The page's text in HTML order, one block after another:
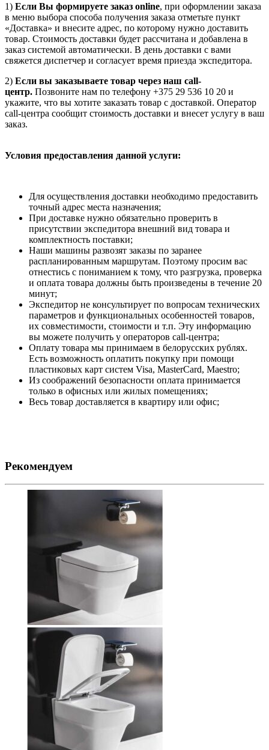
1) Если Вы формируете заказ online, при оформлении заказа
в меню выбора способа получения заказа отметьте пункт
«Доставка» и внесите адрес, по которому нужно доставить
товар. Стоимость доставки будет рассчитана и добавлена в
заказ системой автоматически. В день доставки с вами
свяжется диспетчер и согласует время приезда экспедитора.
2) Если вы заказываете товар через наш call-
центр. Позвоните нам по телефону +375 29 536 10 20 и
укажите, что вы хотите заказать товар с доставкой. Оператор
call-центра сообщит стоимость доставки и внесет услугу в ваш
заказ.
Условия предоставления данной услуги:
Для осуществления доставки необходимо предоставить
точный адрес места назначения;
При доставке нужно обязательно проверить в
присутствии экспедитора внешний вид товара и
комплектность поставки;
Наши машины развозят заказы по заранее
распланированным маршрутам. Поэтому просим вас
отнестись с пониманием к тому, что разгрузка, проверка
и оплата товара должны быть произведены в течение 20
минут;
Экспедитор не консультирует по вопросам технических
параметров и функциональных особенностей товаров,
их совместимости, стоимости и т.п. Эту информацию
вы можете получить у операторов call-центра;
Оплату товара мы принимаем в белорусских рублях.
Есть возможность оплатить покупку при помощи
пластиковых карт систем Visa, MasterCard, Maestro;
Из соображений безопасности оплата принимается
только в офисных или жилых помещениях;
Весь товар доставляется в квартиру или офис;
Рекомендуем